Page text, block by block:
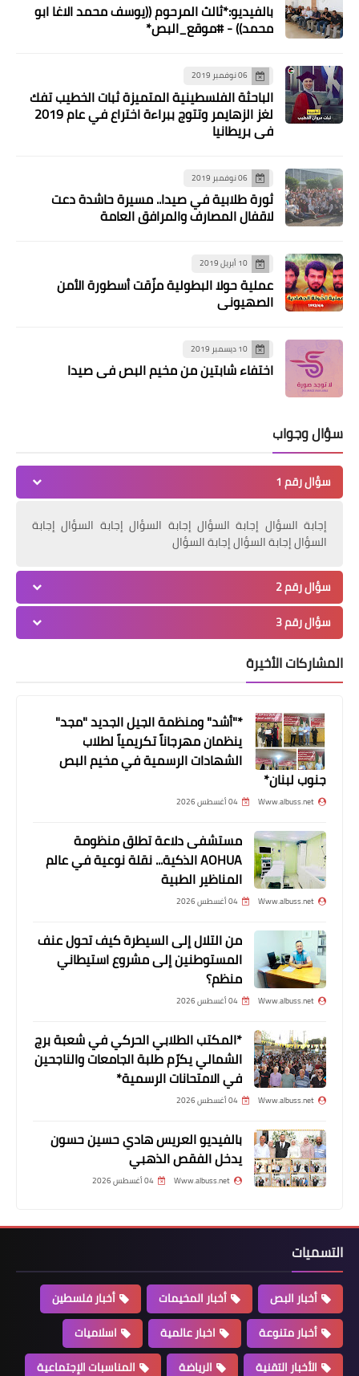
مقالات
القمة العربية الـ32، والقضية الفلسطينية
التوسع الاستيطاني وفصل القدس عن
محيطها الفلسطيني.. بقلم : سري القدوة
أخبار المخيمات
المهجرين الفلسطينين من سوريا إلى
لبنان*
أخبار البص
صور تعيد كتابة تاريخ من "أرجوان"
بإبداعات أبنائها في "مهرجان الفولكلور
الوطني المدرسي" :رسالة حب وفرح
تحاكي إرادة وطن للحياة
*تفوق الطالبة هبة محمد سليم في
امريكا*
أخبار البص
*⚠️⭕️ ⛽️ارتفاع سعر البنزين والمازوت..
واستقرار في سعر الغاز*
بالفيديو:*ثالث المرحوم ((يوسف محمد الاغا ابو
محمد)) - #موقع_البص*
06 نوفمبر 2019
الباحثة الفلسطينية المتميزة ثبات الخطيب تفك
لغز الزهايمر وتتوج ببراءة اختراع في عام 2019
في بريطانيا
06 نوفمبر 2019
ثورة طلابية في صيدا.. مسيرة حاشدة دعت
لاقفال المصارف والمرافق العامة
10 أبريل 2019
عملية حولا البطولية مزّقت أسطورة الأمن
الصهيوني
10 ديسمبر 2019
اختفاء شابتين من مخيم البص في صيدا
سؤال وجواب
سؤال رقم 1
إجابة السؤال إجابة السؤال إجابة السؤال إجابة السؤال إجابة
السؤال إجابة السؤال إجابة السؤال
سؤال رقم 2
سؤال رقم 3
المشاركات الأخيرة
*"أشد" ومنظمة الجيل الجديد "مجد"
ينظمان مهرجاناً تكريمياً لطلاب
الشهادات الرسمية في مخيم البص
جنوب لبنان*
Www.albuss.net 04 أغسطس 2026
مستشفى دلاعة تطلق منظومة
AOHUA الذكية... نقلة نوعية في عالم
المناظير الطبية
Www.albuss.net 04 أغسطس 2026
من التلال إلى السيطرة كيف تحول عنف
المستوطنين إلى مشروع استيطاني
منظم؟
Www.albuss.net 04 أغسطس 2026
*المكتب الطلابي الحركي في شعبة برج
الشمالي يكرّم طلبة الجامعات والناجحين
في الامتحانات الرسمية*
Www.albuss.net 04 أغسطس 2026
بالفيديو العريس هادي حسين حسون
يدخل الفقص الذهبي
Www.albuss.net 04 أغسطس 2026
التسميات
أخبار البص أخبار المخيمات
أخبار فلسطين
أخبار متنوعة
اخبار عالمية
اسلاميات
الأخبار التقنية
الرياضة
المناسبات الإجتماعية